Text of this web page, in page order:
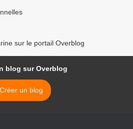
sur le portail Overblog
blog sur Overblog
Créer un blog